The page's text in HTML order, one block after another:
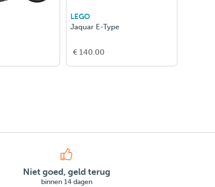
LEGO
Jaquar E-Type
€ 140.00
Niet goed, geld terug
binnen 14 dagen